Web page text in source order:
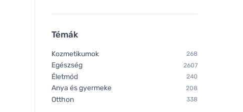
Témák
Kozmetikumok 268
Egészség 2607
Életmód 240
Anya és gyermeke 208
Otthon 338